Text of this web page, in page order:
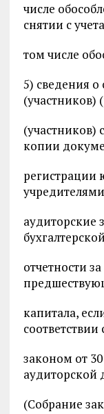
числе
снятии с
том числе
5) сведения о
(участников)
(участников)
копии
регистрации
аудиторские
отчетности
капитала,
законом от
аудиторской
(Собрание